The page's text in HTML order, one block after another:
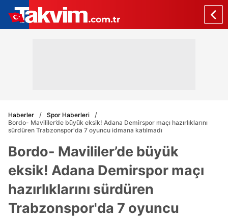
Haberler
Spor Haberleri
Bordo- Mavililer’de büyük eksik! Adana Demirspor maçı hazırlıklarını
sürdüren Trabzonspor'da 7 oyuncu idmana katılmadı
Bordo- Mavililer’de büyük
eksik! Adana Demirspor maçı
hazırlıklarını sürdüren
Trabzonspor'da 7 oyuncu